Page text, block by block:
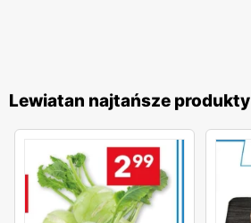
Lewiatan najtańsze produkty